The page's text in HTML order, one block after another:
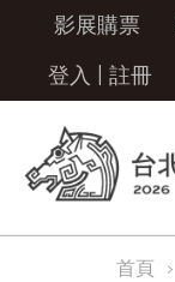
影展購票
登入
註冊
首頁